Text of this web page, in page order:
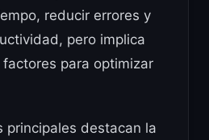
reducir errores y
pero implica
para optimizar
principales destacan la